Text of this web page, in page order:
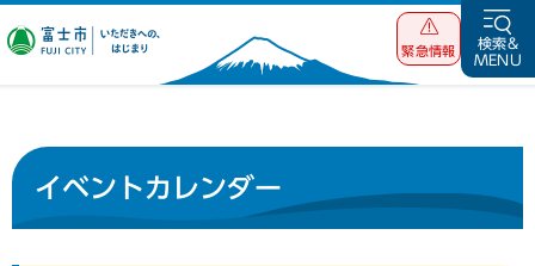
富士市 いただ
緊急情報
検索&
MENU
イベントカレンダー